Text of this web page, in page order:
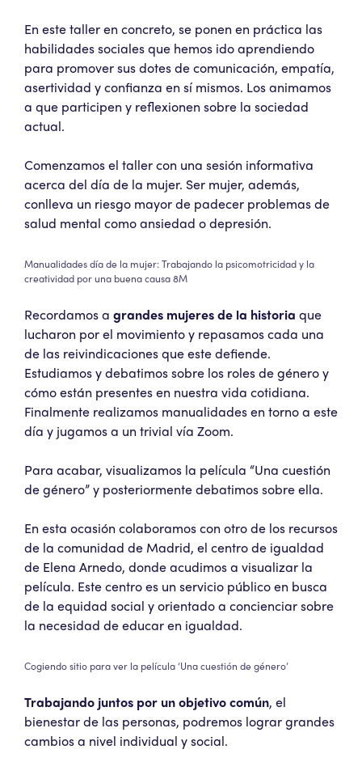
En este taller en concreto, se ponen en práctica las
habilidades sociales que hemos ido aprendiendo
para promover sus dotes de comunicación, empatía,
asertividad y confianza en sí mismos. Los animamos
a que participen y reflexionen sobre la sociedad
actual.
Comenzamos el taller con una sesión informativa
acerca del día de la mujer. Ser mujer, además,
conlleva un riesgo mayor de padecer problemas de
salud mental como ansiedad o depresión.
Manualidades día de la mujer: Trabajando la psicomotricidad y la
creatividad por una buena causa 8M
Recordamos a grandes mujeres de la historia que
lucharon por el movimiento y repasamos cada una
de las reivindicaciones que este defiende.
Estudiamos y debatimos sobre los roles de género y
cómo están presentes en nuestra vida cotidiana.
Finalmente realizamos manualidades en torno a este
día y jugamos a un trivial vía Zoom.
Para acabar, visualizamos la película “Una cuestión
de género” y posteriormente debatimos sobre ella.
En esta ocasión colaboramos con otro de los recursos
de la comunidad de Madrid, el centro de igualdad
de Elena Arnedo, donde acudimos a visualizar la
película. Este centro es un servicio público en busca
de la equidad social y orientado a concienciar sobre
la necesidad de educar en igualdad.
Cogiendo sitio para ver la película ‘Una cuestión de género’
Trabajando juntos por un objetivo común, el
bienestar de las personas, podremos lograr grandes
cambios a nivel individual y social.